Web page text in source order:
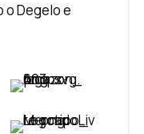
o Degelo e